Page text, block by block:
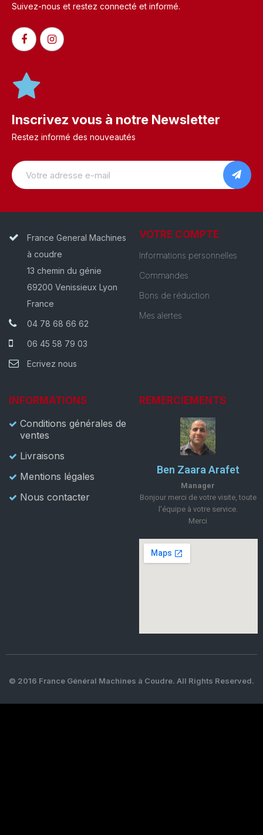
Suivez-nous et restez connecté et informé.​
Inscrivez vous à notre Newsletter
Restez informé des nouveautés
France General Machines
à coudre
13 chemin du génie
69200 Venissieux Lyon
France
04 78 68 66 62
06 45 58 79 03
Ecrivez nous
VOTRE COMPTE
Informations personnelles
Commandes
Bons de réduction
Mes alertes
INFORMATIONS
Conditions générales de
ventes
Livraisons
Mentions légales
Nous contacter
REMERCIEMENTS
Ben Zaara Arafet
Manager
Bonjour merci de votre visite, toute
l'équipe à votre service.
Merci
© 2016 France Général Machines à Coudre. All Rights Reserved.